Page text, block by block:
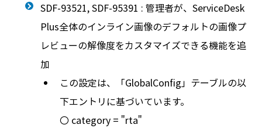
SDF-93521, SDF-95391 : 管理者が、ServiceDesk
Plus全体のインライン画像のデフォルトの画像プ
レビューの解像度をカスタマイズできる機能を追
加
この設定は、「GlobalConfig」テーブルの以
下エントリに基づいています。
〇 category = "rta"